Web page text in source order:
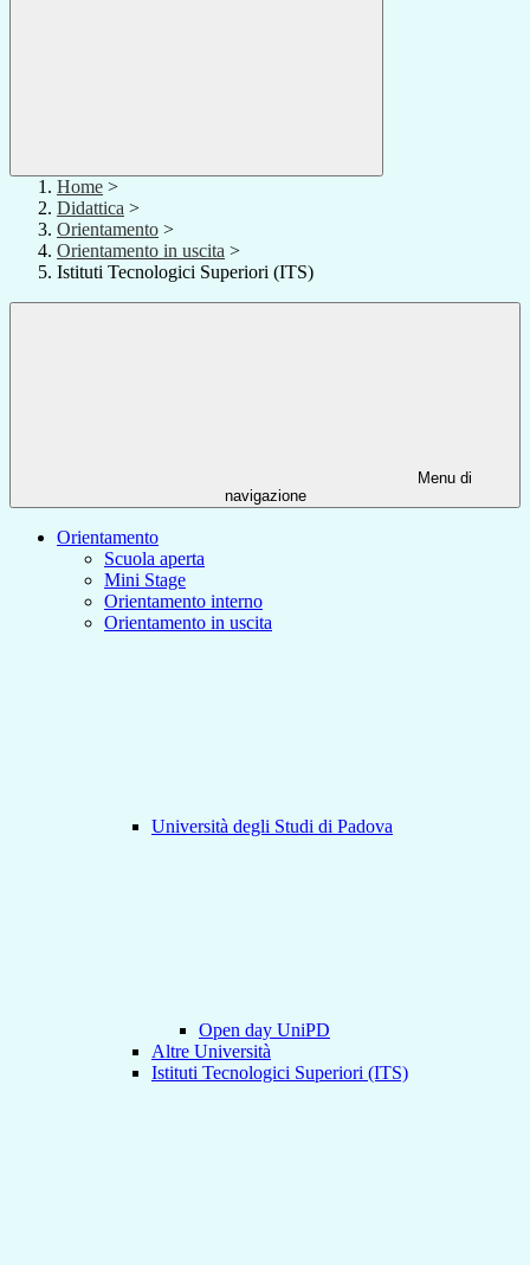
Home >
Didattica >
Orientamento >
Orientamento in uscita >
Istituti Tecnologici Superiori (ITS)
Menu di
navigazione
Orientamento
Scuola aperta
Mini Stage
Orientamento interno
Orientamento in uscita
Università degli Studi di Padova
Open day UniPD
Altre Università
Istituti Tecnologici Superiori (ITS)